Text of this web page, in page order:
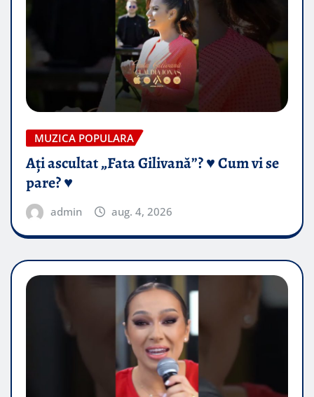
MUZICA POPULARA
Ați ascultat „Fata Gilivană”? ♥️ Cum vi se
pare? ♥️
admin aug. 4, 2026